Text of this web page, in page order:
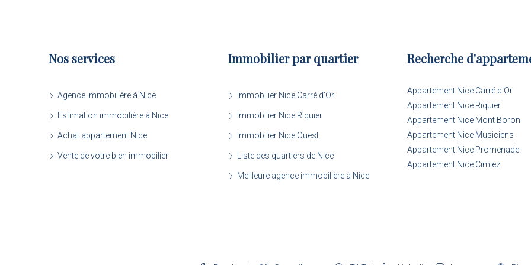
Nos services
Agence immobilière à Nice
Estimation immobilière à Nice
Achat appartement Nice
Vente de votre bien immobilier
Immobilier par quartier
Immobilier Nice Carré d'Or
Immobilier Nice Riquier
Immobilier Nice Ouest
Liste des quartiers de Nice
Meilleure agence immobilière à Nice
Recherche
Appartement Nice Carré d'Or
Appartement Nice Riquier
Appartement Nice Mont Boron
Appartement Nice Musiciens
Appartement Nice Promenade
Appartement Nice Cimiez